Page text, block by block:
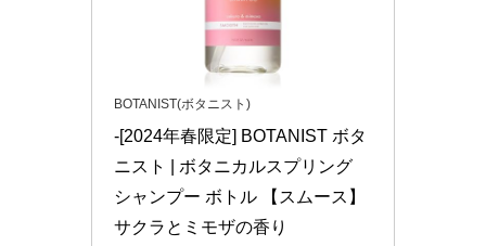
BOTANIST(ボタニスト)
-[2024年春限定] BOTANIST ボタ
ニスト | ボタニカルスプリング
シャンプー ボトル 【スムース】
サクラとミモザの香り